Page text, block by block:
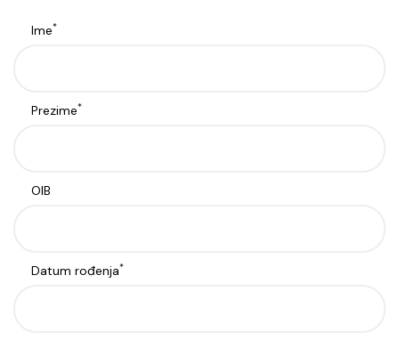
Ime*
Prezime*
OIB
Datum rođenja*